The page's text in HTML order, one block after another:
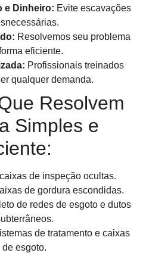
e Dinheiro: Evite escavações
Resolvemos seu problema
eficiente.
Profissionais treinados
qualquer demanda.
Resolvem
Simples e
de inspeção ocultas.
de gordura escondidas.
de redes de esgoto e dutos
de tratamento e caixas
de esgoto.